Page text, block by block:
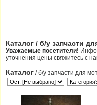
Каталог / б/у запчасти
Уважаемые посетители!
уточнения цены свяжитесь с
Каталог / б/у запчасти для